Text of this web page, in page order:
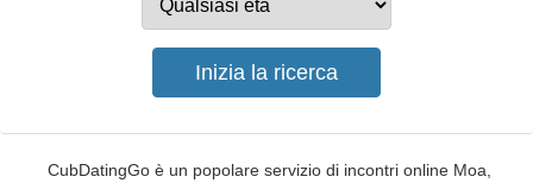
CubDatingGo è un popolare servizio di incontri online Moa,